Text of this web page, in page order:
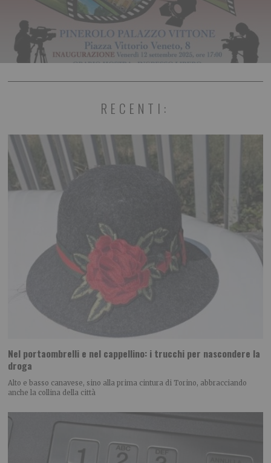
RECENTI:
Nel portaombrelli e nel cappellino: i trucchi per nascondere la
droga
Alto e basso canavese, sino alla prima cintura di Torino, abbracciando
anche la collina della città